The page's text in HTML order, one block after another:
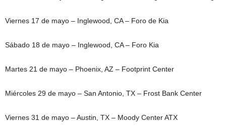
Viernes 17 de mayo – Inglewood, CA – Foro de Kia
Sábado 18 de mayo – Inglewood, CA – Foro Kia
Martes 21 de mayo – Phoenix, AZ – Footprint Center
Miércoles 29 de mayo – San Antonio, TX – Frost Bank Center
Viernes 31 de mayo – Austin, TX – Moody Center ATX